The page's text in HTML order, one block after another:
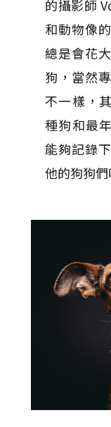
的攝影師
和動物像
總是會花
狗，當然
不一樣，
種狗和最
能夠記錄
他的狗狗們